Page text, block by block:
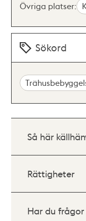
Övriga platser:
Sökord
Så här
Rättigheter
Har du